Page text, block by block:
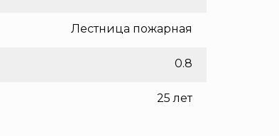
Лестница пожарная
0.8
25 лет